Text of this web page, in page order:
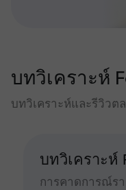
บทวิเคราะห์
บทวิเคราะห์และรีวิวต
บทวิเคราะห์
การคาดการณ์ร